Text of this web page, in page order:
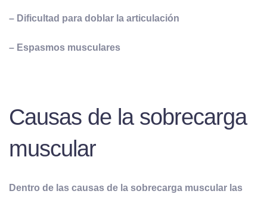
– Dificultad para doblar la articulación
– Espasmos musculares
Causas de la sobrecarga
muscular
Dentro de las causas de la sobrecarga muscular las